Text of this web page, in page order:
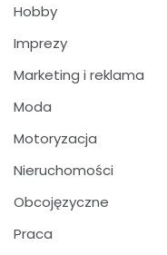
Hobby
Imprezy
Marketing i reklama
Moda
Motoryzacja
Nieruchomości
Obcojęzyczne
Praca